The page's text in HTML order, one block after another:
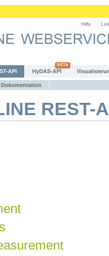
Hilfe
API HyDAS-API
Dokumentation